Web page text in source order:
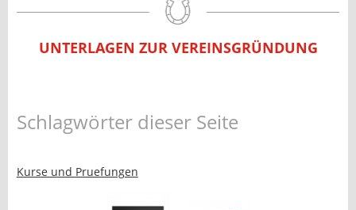
UNTERLAGEN ZUR VEREINSGRÜNDUNG
Schlagwörter dieser Seite
Kurse und Pruefungen